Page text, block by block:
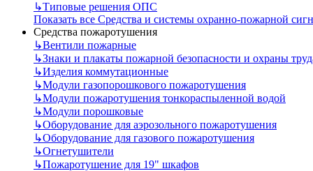
↳Типовые решения ОПС
Показать все Средства и системы охранно-пожарной
Средства пожаротушения
↳Вентили пожарные
↳Знаки и плакаты пожарной безопасности и охраны
↳Изделия коммутационные
↳Модули газопорошкового пожаротушения
↳Модули пожаротушения тонкораспыленной водой
↳Модули порошковые
↳Оборудование для аэрозольного пожаротушения
↳Оборудование для газового пожаротушения
↳Огнетушители
↳Пожаротушение для 19" шкафов